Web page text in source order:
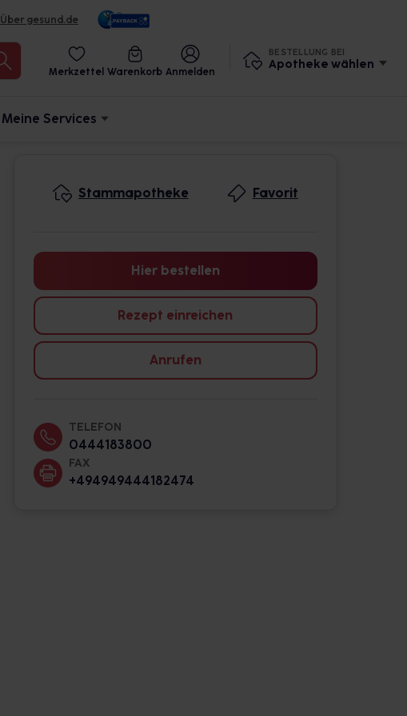
Über gesund.de
Merkzettel Warenkorb Anmelden
BESTELLUNG BEI
Apotheke wählen
Meine Services
Stammapotheke Favorit
Hier bestellen
Rezept einreichen
Anrufen
TELEFON
0444183800
FAX
+494949444182474